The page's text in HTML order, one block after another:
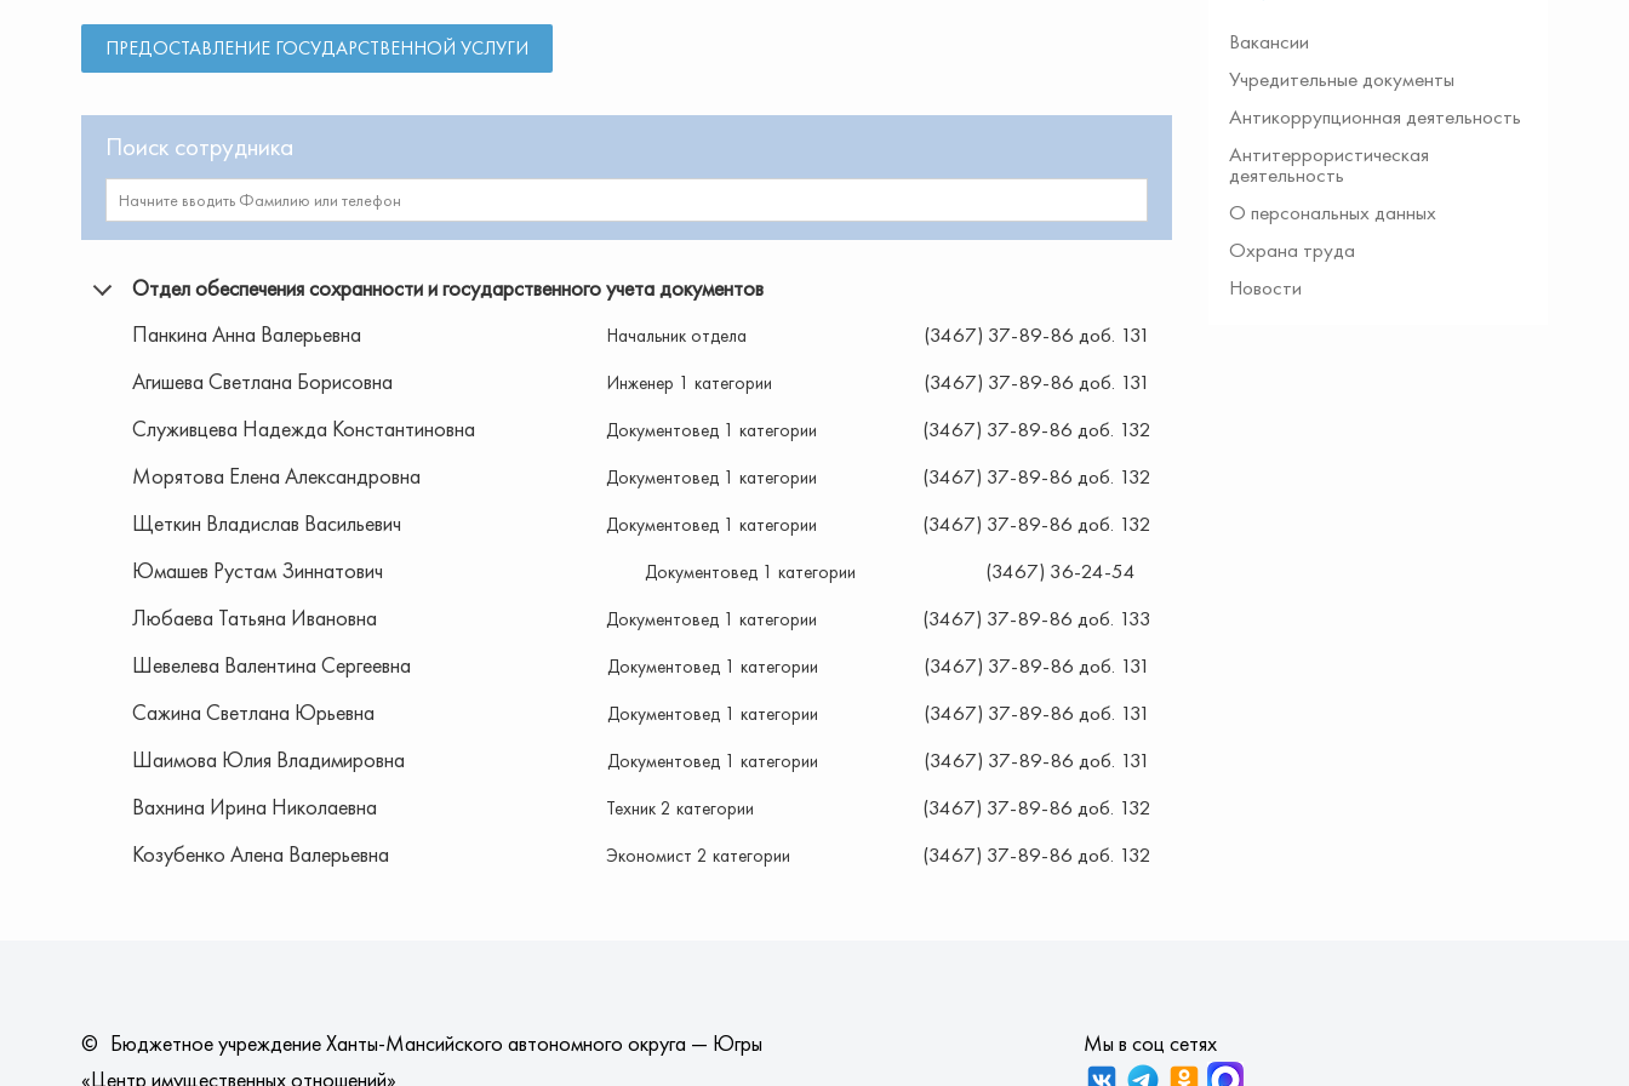
ПРЕДОСТАВЛЕНИЕ ГОСУДАРСТВЕННОЙ УСЛУГИ
Поиск сотрудника
Отдел обеспечения сохранности и государственного учета документов
Панкина Анна Валерьевна
Начальник отдела (3467) 37-89-86 доб. 131
Агишева Светлана Борисовна Инженер 1 категории (3467) 37-89-86 доб. 131
Служивцева Надежда Константиновна Документовед 1 категории (3467) 37-89-86 доб. 132
Морятова Елена Александровна Документовед 1 категории (3467) 37-89-86 доб. 132
Щеткин Владислав Васильевич Документовед 1 категории (3467) 37-89-86 доб. 132
Юмашев Рустам Зиннатович Документовед 1 категории (3467) 36-24-54
Любаева Татьяна Ивановна Документовед 1 категории (3467) 37-89-86 доб. 133
Шевелева Валентина Сергеевна Документовед 1 категории (3467) 37-89-86 доб. 131
Сажина Светлана Юрьевна Документовед 1 категории (3467) 37-89-86 доб. 131
Шаимова Юлия Владимировна Документовед 1 категории (3467) 37-89-86 доб. 131
Вахнина Ирина Николаевна Техник 2 категории (3467) 37-89-86 доб. 132
Козубенко Алена Валерьевна Экономист 2 категории (3467) 37-89-86 доб. 132
Вакансии
Учредительные документы
Антикоррупционная деятельность
Антитеррористическая
деятельность
О персональных данных
Охрана труда
Новости
© Бюджетное учреждение Ханты-Мансийского автономного округа — Югры
«Центр имущественных отношений»
Мы в соц сетях